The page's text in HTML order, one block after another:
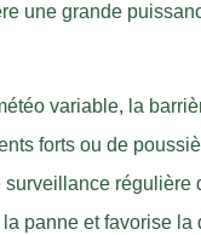
une grande
variable, la
forts ou de
régulière
panne et favorise la